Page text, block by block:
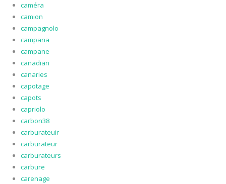
caméra
camion
campagnolo
campana
campane
canadian
canaries
capotage
capots
capriolo
carbon38
carburateuir
carburateur
carburateurs
carbure
carenage